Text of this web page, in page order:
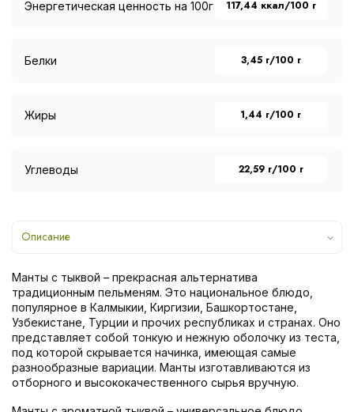
Энергетическая ценность на 100г 117,44 ккал/100 г
Белки 3,45 г/100 г
Жиры 1,44 г/100 г
Углеводы 22,59 г/100 г
Описание
Манты с тыквой – прекрасная альтернатива
традиционным пельменям. Это национальное блюдо,
популярное в Калмыкии, Киргизии, Башкортостане,
Узбекистане, Турции и прочих республиках и странах. Оно
представляет собой тонкую и нежную оболочку из теста,
под которой скрывается начинка, имеющая самые
разнообразные вариации. Манты изготавливаются из
отборного и высококачественного сырья вручную.